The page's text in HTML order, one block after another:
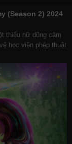
(Season 2) 2024
thiếu nữ dũng cảm
học viện phép thuật